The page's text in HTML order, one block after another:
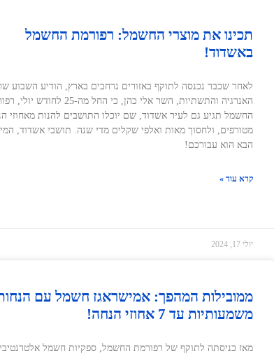
תכינו את מוצרי החשמל: רפורמת החשמל
באשדוד!
לאחר שכבר נכנסה לתוקף באזורים נרחבים בארץ, הודיע השבוע
האנרגיה והתשתיות, השר אלי כהן, כי החל מה-25
החשמל תגיע גם לעיר אשדוד, שם יוכלו התושבים להנות מאחוזי
מטורפים, ולחסוך מאות ואלפי שקלים מדי שנה. תושבי אשדוד,
הבא הוא עבורכם!
קרא עוד »
יולי 17, 2024
ממובילות המהפך: אמישראגז חשמל עם
משמעותיות עד 7 אחוזי הנחה!
מאז כניסתה לתוקף של רפורמת החשמל, ספקיות חשמל